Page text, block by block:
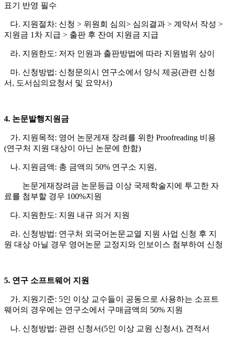
표기 반영 필수
다. 지원절차: 신청 > 위원회 심의> 심의결과 > 계약서 작성 >
지원금 1차 지급 > 출판 후 잔여 지원금 지급
라. 지원한도: 저자 인원과 출판방법에 따라 지원범위 상이
마. 신청방법: 신청문의시 연구소에서 양식 제공(관련 신청
서, 도서심의요청서 및 요약서)
4. 논문발행지원금
가. 지원목적: 영어 논문게재 장려를 위한 Proofreading 비용
(연구처 지원 대상이 아닌 논문에 한함)
나. 지원금액: 총 금액의 50% 연구소 지원,
논문게재장려금 논문등급 이상 국제학술지에 투고한 자
료를 첨부할 경우 100%지원
다. 지원한도: 지원 내규 의거 지원
라. 신청방법: 연구처 외국어논문교열 지원 사업 신청 후 지
원 대상 아닐 경우 영어논문 교정지와 인보이스 첨부하여 신청
5. 연구 소프트웨어 지원
가. 지원기준: 5인 이상 교수들이 공동으로 사용하는 소프트
웨어의 경우에는 연구소에서 구매금액의 50% 지원
나. 신청방법: 관련 신청서(5인 이상 교원 신청서), 견적서